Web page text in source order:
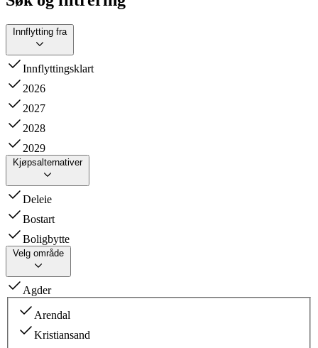
Innflytting fra
Innflyttingsklart
2026
2027
2028
2029
Kjøpsalternativer
Deleie
Bostart
Boligbytte
Velg område
Agder
Arendal
Kristiansand